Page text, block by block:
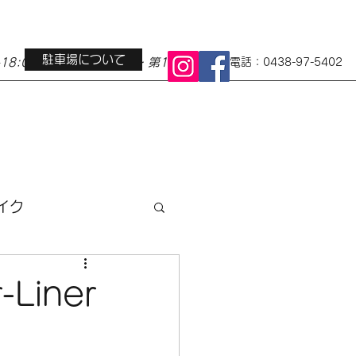
定休日 水曜日・第1第3火曜日 電話：0438-97-5402
駐車場について
ク
地域イベント
Liner